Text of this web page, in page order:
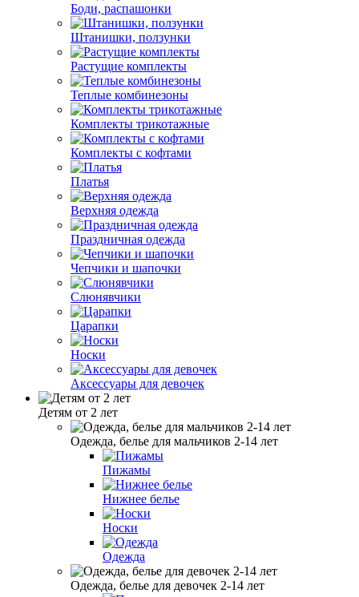
Боди, распашонки
Штанишки, ползунки
Растущие комплекты
Теплые комбинезоны
Комплекты трикотажные
Комплекты с кофтами
Платья
Верхняя одежда
Праздничная одежда
Чепчики и шапочки
Слюнявчики
Царапки
Носки
Аксессуары для девочек
Детям от 2 лет
Одежда, белье для мальчиков 2-14 лет
Пижамы
Нижнее белье
Носки
Одежда
Одежда, белье для девочек 2-14 лет